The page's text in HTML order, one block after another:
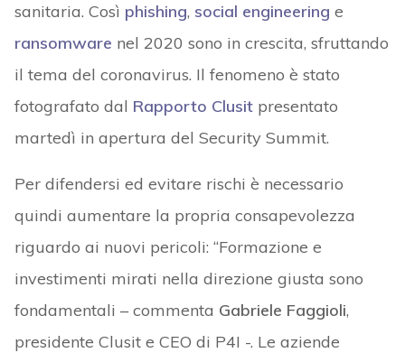
sanitaria. Così phishing, social engineering e
ransomware nel 2020 sono in crescita, sfruttando
il tema del coronavirus. Il fenomeno è stato
fotografato dal Rapporto Clusitpresentato
martedì in apertura del Security Summit.
Per difendersi ed evitare rischi è necessario
quindi aumentare la propria consapevolezza
riguardo ai nuovi pericoli: “Formazione e
investimenti mirati nella direzione giusta sono
fondamentali – commenta Gabriele Faggioli,
presidente Clusit e CEO di P4I -. Le aziende